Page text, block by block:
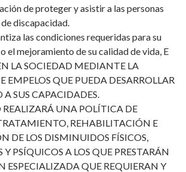
de proteger y asistir a las personas
discapacidad.
las condiciones requeridas para su
el mejoramiento de su calidad de vida, E
LA SOCIEDAD MEDIANTE LA
EMPELOS QUE PUEDA DESARROLLAR
A SUS CAPACIDADES.
REALIZARÁ UNA POLÍTICA DE
REHABILITACIÓN E
DE LOS DISMINUIDOS FÍSICOS,
Y PSÍQUICOS A LOS QUE PRESTARÁN
ESPECIALIZADA QUE REQUIERAN Y